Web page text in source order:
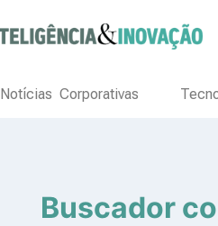
Notícias Corporativas
Buscador